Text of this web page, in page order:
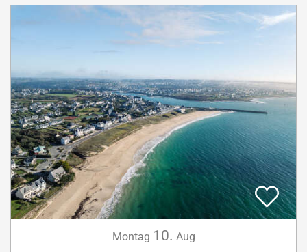
Montag 10. Aug